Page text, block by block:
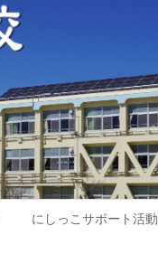
にしっこサポート活動